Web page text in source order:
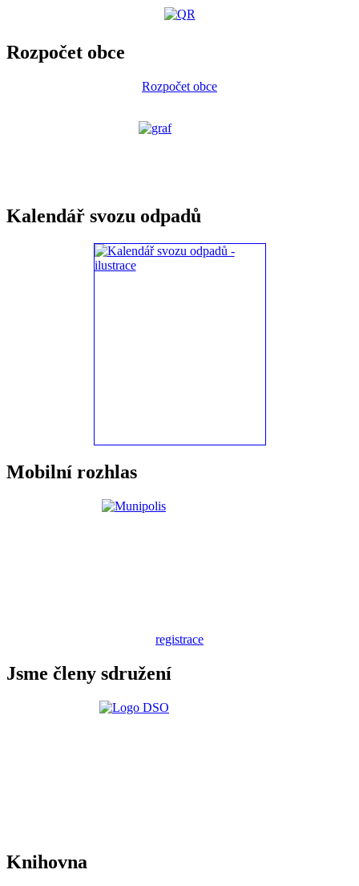
Rozpočet obce
Rozpočet obce
Kalendář svozu odpadů
Mobilní rozhlas
registrace
Jsme členy sdružení
Knihovna